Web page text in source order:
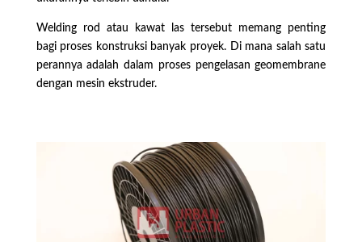
Welding rod atau kawat las tersebut memang penting
bagi proses konstruksi banyak proyek. Di mana salah satu
perannya adalah dalam proses pengelasan geomembrane
dengan mesin ekstruder.